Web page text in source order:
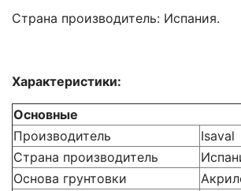
Страна производитель: Испания.
Характеристики:
Основные
Производитель
Isaval
Страна производитель
Основа грунтовки